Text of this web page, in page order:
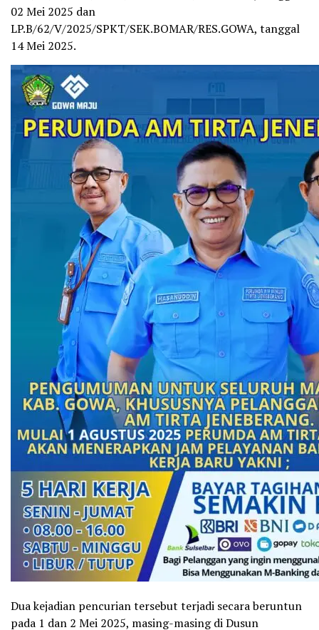
02 Mei 2025 dan
LP.B/62/V/2025/SPKT/SEK.BOMAR/RES.GOWA, tanggal
14 Mei 2025.
Dua kejadian pencurian tersebut terjadi secara beruntun
pada 1 dan 2 Mei 2025, masing-masing di Dusun